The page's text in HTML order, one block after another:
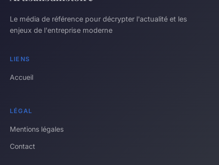
Le média de référence pour décrypter l'actualité et les
enjeux de l'entreprise moderne
LIENS
Accueil
LÉGAL
Mentions légales
Contact